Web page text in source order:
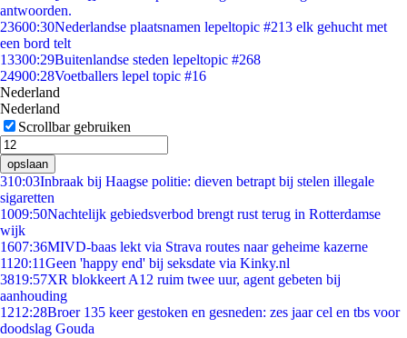
antwoorden.
23600:30Nederlandse plaatsnamen lepeltopic #213 elk gehucht met
een bord telt
13300:29Buitenlandse steden lepeltopic #268
24900:28Voetballers lepel topic #16
Nederland
Nederland
Scrollbar gebruiken
opslaan
310:03Inbraak bij Haagse politie: dieven betrapt bij stelen illegale
sigaretten
1009:50Nachtelijk gebiedsverbod brengt rust terug in Rotterdamse
wijk
1607:36MIVD-baas lekt via Strava routes naar geheime kazerne
11 20:11Geen 'happy end' bij seksdate via Kinky.nl
3819:57XR blokkeert A12 ruim twee uur, agent gebeten bij
aanhouding
1212:28Broer 135 keer gestoken en gesneden: zes jaar cel en tbs voor
doodslag Gouda